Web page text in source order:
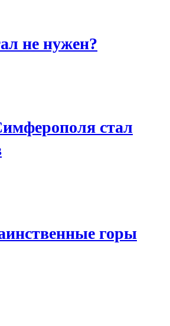
не нужен?
стал
горы